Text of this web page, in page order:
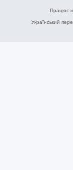
Працює
Український